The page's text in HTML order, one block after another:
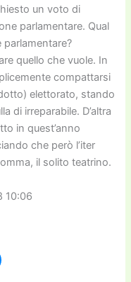
un voto di
parlamentare. Qual
parlamentare?
quello che vuole. In
compattarsi
elettorato, stando
di irreparabile. D’altra
in quest’anno
che però l’iter
il solito teatrino.
10:06